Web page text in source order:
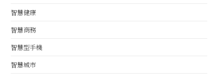
智慧健康
智慧商務
智慧型手機
智慧城市